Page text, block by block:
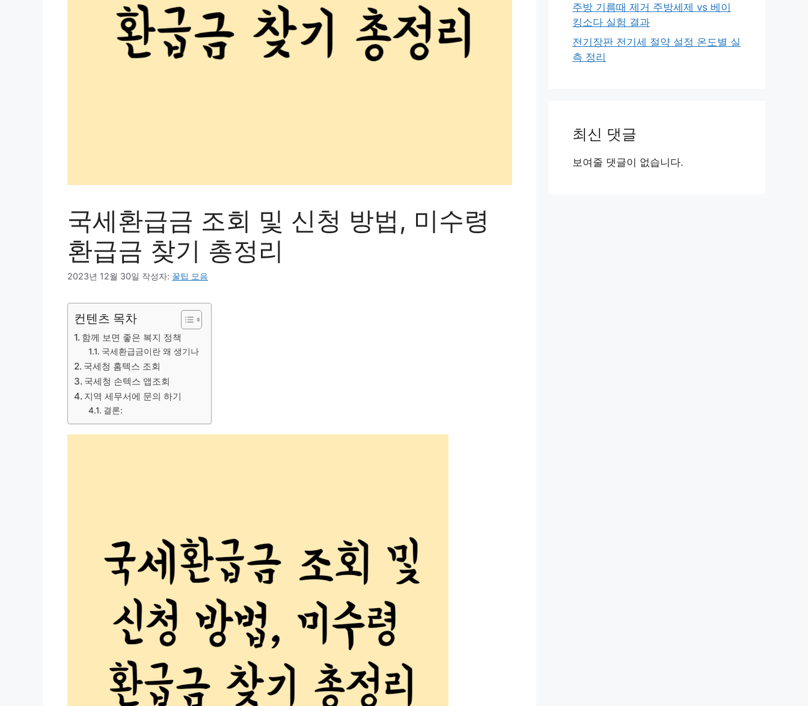
국세환급금 조회 및 신청 방법, 미수령
환급금 찾기 총정리
2023년 12월 30일 작성자: 꿀팁 모음
컨텐츠 목차
함께 보면 좋은 복지 정책
국세환급금이란 왜 생기나
국세청 홈텍스 조회
국세청 손텍스 앱조회
지역 세무서에 문의 하기
결론:
주방 기름때 제거 주방세제 vs 베이
킹소다 실험 결과
전기장판 전기세 절약 설정 온도별 실
측 정리
최신 댓글
보여줄 댓글이 없습니다.